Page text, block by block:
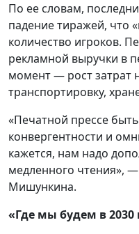
По ее словам,
падение тиражей, что
количество игроков.
рекламной выручки в
момент — рост затрат
транспортировку,
«Печатной прессе
конвергентности и
кажется, нам надо
медленного чтения»,
Мишункина.
«Где мы будем в 2030